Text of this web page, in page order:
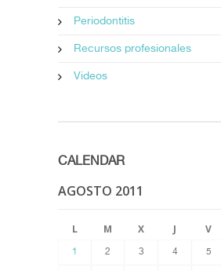
Periodontitis
Recursos profesionales
Videos
CALENDAR
AGOSTO 2011
L M X J V
1 2 3 4 5